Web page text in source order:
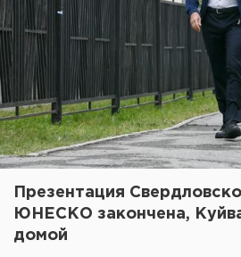
Презентация
ЮНЕСКО закончена,
домой